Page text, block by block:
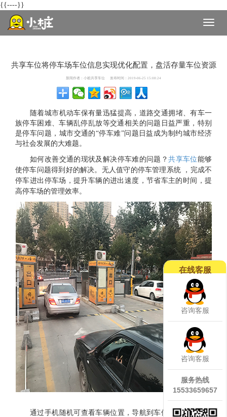
{{----}}
切
共享车位将停车场车位信息实现优化配置，盘活存量车位资源
新闻作者： 小桩共享车位 发布时间： 2019-06-25 15:08:24
随着城市机动车保有量迅猛提高，道路交通拥堵、有车一
族停车困难、车辆乱停乱放等交通相关的问题日益严重，特别
是停车问题，城市交通的“停车难”问题日益成为制约城市经济
与社会发展的大难题。
如何改善交通的现状及解决停车难的问题？共享车位能够
使停车问题得到好的解决。无人值守的停车管理系统
，完成不
停车进出停车场，提升车辆的进出速度，节省车主的时间，提
高停车场的管理效率。
通过手机随机可查看车辆位置，导航到车位，不用担心找
在线客服
咨询客服
咨询客服
服务热线
15533659657